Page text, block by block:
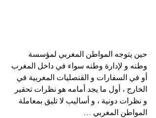
حين يتوجه المواطن المغربي لمؤسسة
وطنه و لإدارة وطنه سواء في داخل المغرب
أو في السفارات و القنصليات المغربية في
الخارج ، أول ما يجد أمامه هو نظرات تحقير
و نظرات دونية ، و أساليب لا تليق بمعاملة
المواطن المغربي …